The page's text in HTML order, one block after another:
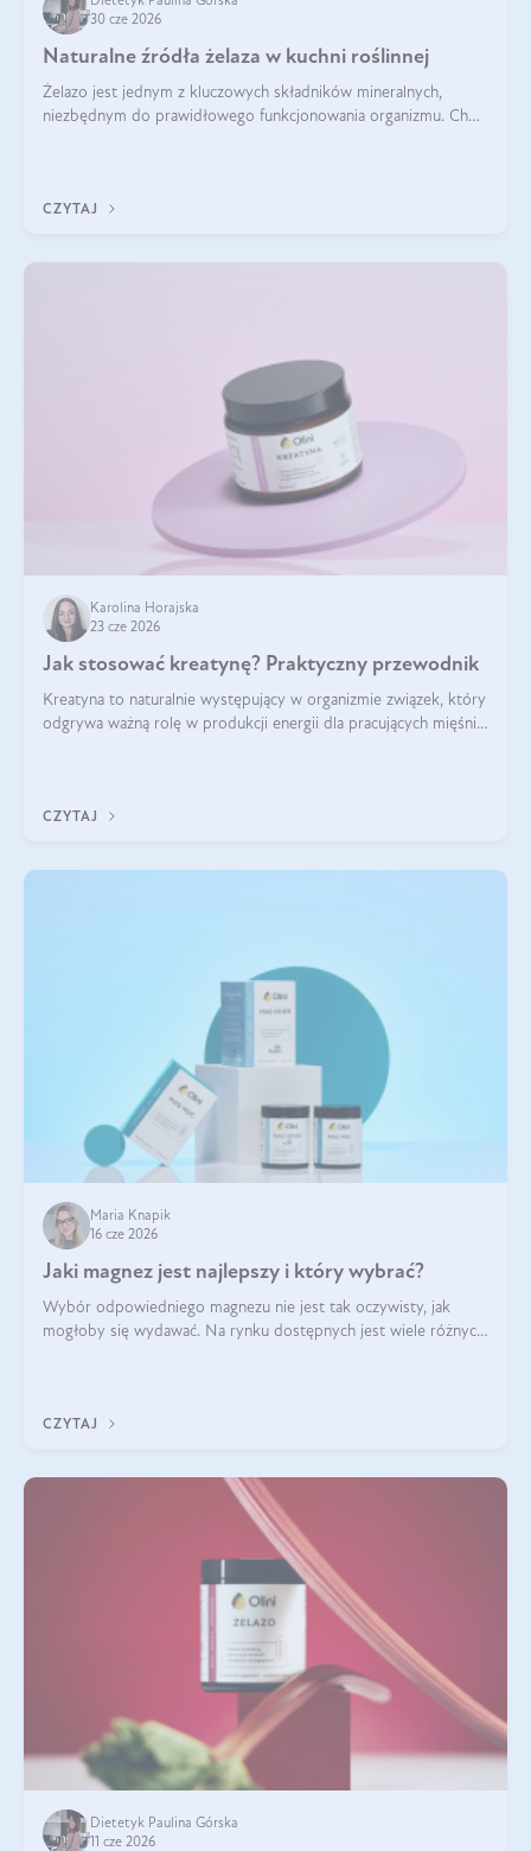
30 cze 2026
Naturalne źródła żelaza w kuchni roślinnej
Żelazo jest jednym z kluczowych składników mineralnych,
niezbędnym do prawidłowego funkcjonowania organizmu. Choć
CZYTAJ
Karolina Horajska
23 cze 2026
Jak stosować kreatynę? Praktyczny przewodnik
Kreatyna to naturalnie występujący w organizmie związek, który
odgrywa ważną rolę w produkcji energii dla pracujących mięśni.
CZYTAJ
Maria Knapik
16 cze 2026
Jaki magnez jest najlepszy i który wybrać?
Wybór odpowiedniego magnezu nie jest tak oczywisty, jak
mogłoby się wydawać. Na rynku dostępnych jest wiele różnych
CZYTAJ
Dietetyk Paulina Górska
11 cze 2026